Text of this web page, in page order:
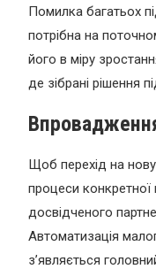
Помилка багатьох
потрібна на
його в міру
де зібрані рішення
Щоб перехід на
процеси конкретної
досвідченого
Автоматизація
з’являється